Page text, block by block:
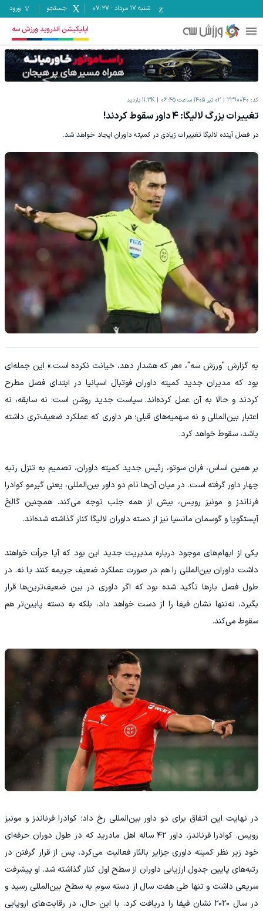
شنبه ۱۷ مرداد -
07:27 جستجو ورود
اپلیکیشن اندروید ورزش سه
کد: 2390040 02 تیر 1405 ساعت 06:45 11.3K بازدید
تغییرات بزرگ لالیگا: ۴ داور سقوط کردند!
در فصل آینده لالیگا تغییرات زیادی در کمیته داوران ایجاد خواهد شد.
به گزارش "ورزش سه"، «هر که هشدار دهد، خیانت نکرده است.» این جمله‌ای
بود که مدیران جدید کمیته داوران فوتبال اسپانیا در ابتدای فصل مطرح
کردند و حالا به آن عمل کرده‌اند. سیاست جدید روشن است: نه سابقه، نه
اعتبار بین‌المللی و نه سهمیه‌های قبلی؛ هر داوری که عملکرد ضعیف‌تری داشته
باشد، سقوط خواهد کرد.
بر همین اساس، فران سوتو، رئیس جدید کمیته داوران، تصمیم به تنزل رتبه
چهار داور گرفته است. در میان آن‌ها نام دو داور بین‌المللی، یعنی گیرمو کوادرا
فرناندز و مونیز رویس، بیش از همه جلب توجه می‌کند. همچنین گالخ
آپستگویا و گوسمان مانسیا نیز از دسته داوران لالیگا کنار گذاشته شده‌اند.
یکی از ابهام‌های موجود درباره مدیریت جدید این بود که آیا جرأت خواهند
داشت داوران بین‌المللی را هم در صورت عملکرد ضعیف جریمه کنند یا نه. در
طول فصل بارها تأکید شده بود که اگر داوری در بین ضعیف‌ترین‌ها قرار
بگیرد، نه‌تنها نشان فیفا را از دست خواهد داد، بلکه به دسته پایین‌تر هم
سقوط می‌کند.
در نهایت این اتفاق برای دو داور بین‌المللی رخ داد؛ کوادرا فرناندز و مونیز
رویس. کوادرا فرناندز، داور ۴۲ ساله اهل مادرید که در طول دوران حرفه‌ای
خود زیر نظر کمیته داوری جزایر بالئار فعالیت می‌کرد، پس از قرار گرفتن در
رتبه‌های پایین جدول ارزیابی داوران از سطح اول کنار گذاشته شد. او پیشرفت
سریعی داشت و تنها طی هفت سال از دسته سوم به سطح بین‌المللی رسید و
در سال ۲۰۲۰ نشان فیفا را دریافت کرد. با این حال، در رقابت‌های اروپایی